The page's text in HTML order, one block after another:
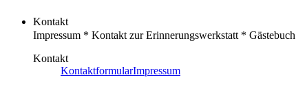
Kontakt
Impressum * Kontakt zur Erinnerungswerkstatt * Gästebuch
Kontakt
KontaktformularImpressum